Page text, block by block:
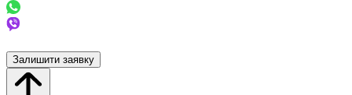
Залишити заявку